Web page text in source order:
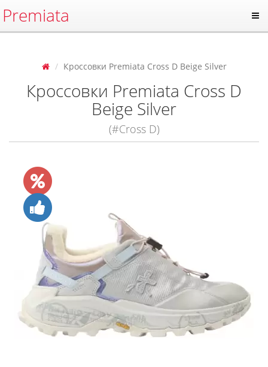
Premiata
Кроссовки Premiata Cross D Beige Silver
Кроссовки Premiata Cross D
Beige Silver
(#Cross D)